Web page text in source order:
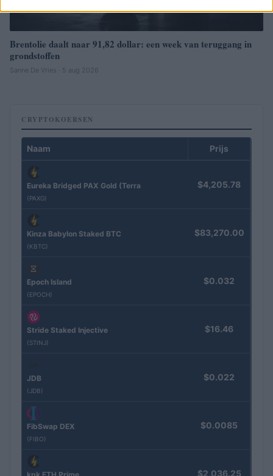
Brentolie daalt naar 91,82 dollar: een week van teruggang in
grondstoffen
Sanne De Vries · 5 aug 2026
CRYPTOKOERSEN
Naam Prijs
Eureka Bridged PAX Gold (Terra
(PAXG)
$4,205.78
Kinza Babylon Staked BTC
(KBTC)
$83,270.00
Epoch Island
(EPOCH)
$0.032
Stride Staked Injective
(STINJ)
$16.46
JDB
(JDB)
$0.022
FibSwap DEX
(FIBO)
$0.0085
$2,036.25